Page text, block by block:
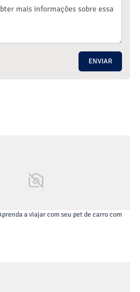
ENVIAR
a viajar com seu pet de carro com